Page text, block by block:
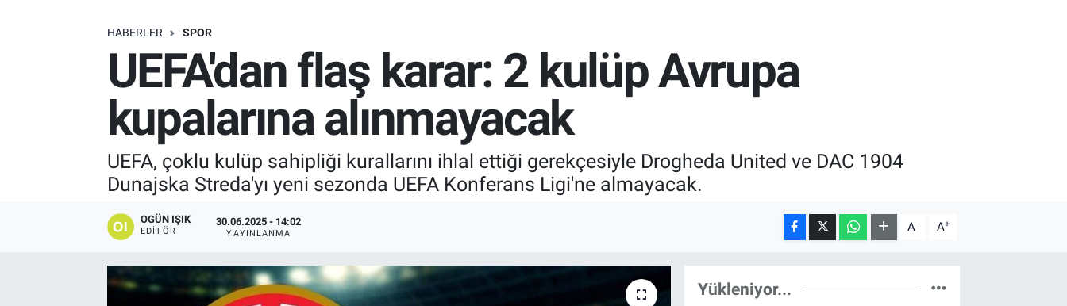
HABERLER SPOR
UEFA'dan flaş karar: 2 kulüp Avrupa
kupalarına alınmayacak
UEFA, çoklu kulüp sahipliği kurallarını ihlal ettiği gerekçesiyle Drogheda United ve DAC 1904
Dunajska Streda'yı yeni sezonda UEFA Konferans Ligi'ne almayacak.
OGÜN IŞIK
EDITÖR
30.06.2025 - 14:02
YAYINLANMA A- A+
Yükleniyor...
ÖZEL HABER
ASTROLOJİ